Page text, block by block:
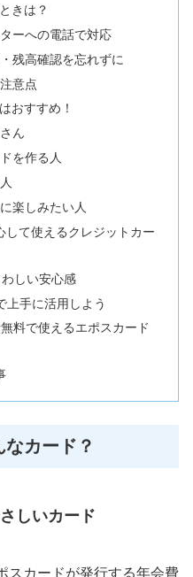
きは？
ーへの電話で対応
残高確認を忘れずに
意点
おすすめ！
ん
を作る人
楽しみたい人
して使えるクレジットカー
しい安心感
上手に活用しよう
料で使えるエポスカード
カード？
しいカード
スカードが発行する年会費